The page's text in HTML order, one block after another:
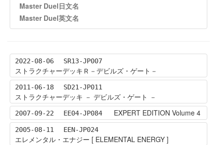
Master Duel日文名
Master Duel英文名
2022-08-06 SR13-JP007
ストラクチャーデッキＲ－デビルズ・ゲート－
2011-06-18 SD21-JP011
ストラクチャーデッキ － デビルズ・ゲート －
2007-09-22 EE04-JP084 EXPERT EDITION Volume 4
2005-08-11 EEN-JP024
エレメンタル・エナジー [ ELEMENTAL ENERGY ]